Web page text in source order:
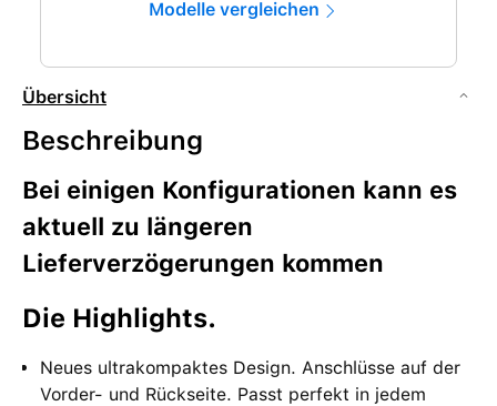
Modelle vergleichen
Übersicht
Beschreibung
Bei einigen Konfigurationen kann es
aktuell zu längeren
Lieferverzögerungen kommen
Die High­lights.
Neues ultrakompaktes Design. Anschlüsse auf der
Vorder- und Rück­seite. Passt perfekt in jedem